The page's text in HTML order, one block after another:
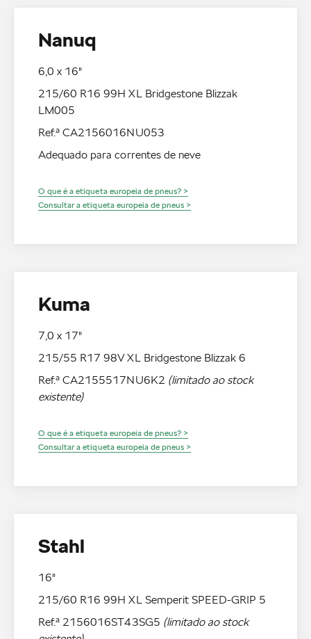
Nanuq
6,0 x 16"
215/60 R16 99H XL Bridgestone Blizzak
LM005
Ref.ª CA2156016NU053
Adequado para correntes de neve
O que é a etiqueta europeia de pneus? >
Consultar a etiqueta europeia de pneus >
Kuma
7,0 x 17"
215/55 R17 98V XL Bridgestone Blizzak 6
Ref.ª CA2155517NU6K2 (limitado ao stock
existente)
O que é a etiqueta europeia de pneus? >
Consultar a etiqueta europeia de pneus >
Stahl
16"
215/60 R16 99H XL Semperit SPEED-GRIP 5
Ref.ª 2156016ST43SG5 (limitado ao stock